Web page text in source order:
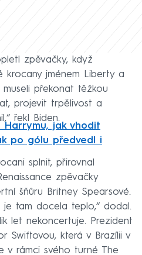
zpěvačky, když
krocany jménem Liberty a
museli překonat těžkou
projevit trpělivost a
řekl Biden.
Harrymu, jak vhodit
po gólu předvedl i
splnit, přirovnal
zpěvačky
šňůru Britney Spearsové.
tam docela teplo,“ dodal.
let nekoncertuje. Prezident
Swiftovou, která v Brazílii v
v rámci svého turné The